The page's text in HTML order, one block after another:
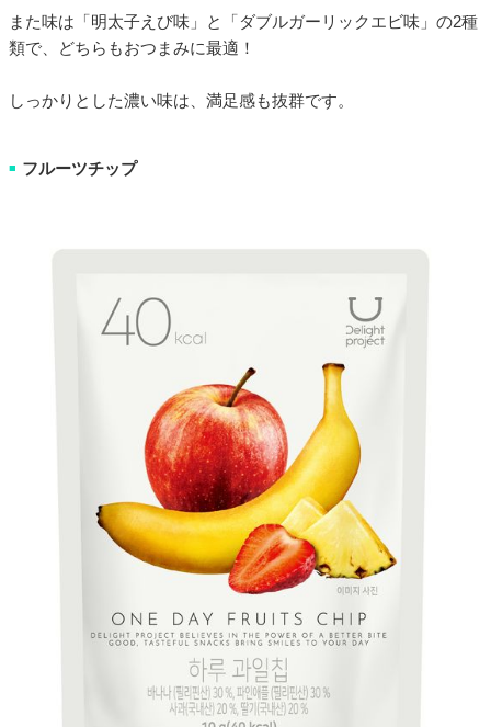
また味は「明太子えび味」と「ダブルガーリックエビ味」の2種
類で、どちらもおつまみに最適！
しっかりとした濃い味は、満足感も抜群です。
■ フルーツチップ